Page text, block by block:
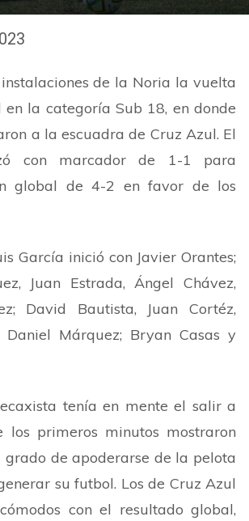
de la Noria la vuelta
la categoría Sub 18, en donde
a la escuadra de Cruz Azul. El
con marcador de 1-1 para
global de 4-2 en favor de los
García inició con Javier Orantes;
Juan Estrada, Ángel Chávez,
David Bautista, Juan Cortéz,
Daniel Márquez; Bryan Casas y
tenía en mente el salir a
los primeros minutos mostraron
grado de apoderarse de la pelota
su futbol. Los de Cruz Azul
con el resultado global,